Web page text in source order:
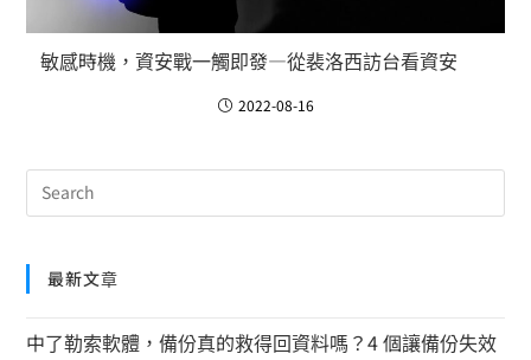
敏感時機，資安戰一觸即發—從裴洛西訪台看資安
2022-08-16
最新文章
中了勒索軟體，備份真的救得回資料嗎？4 個讓備份失效